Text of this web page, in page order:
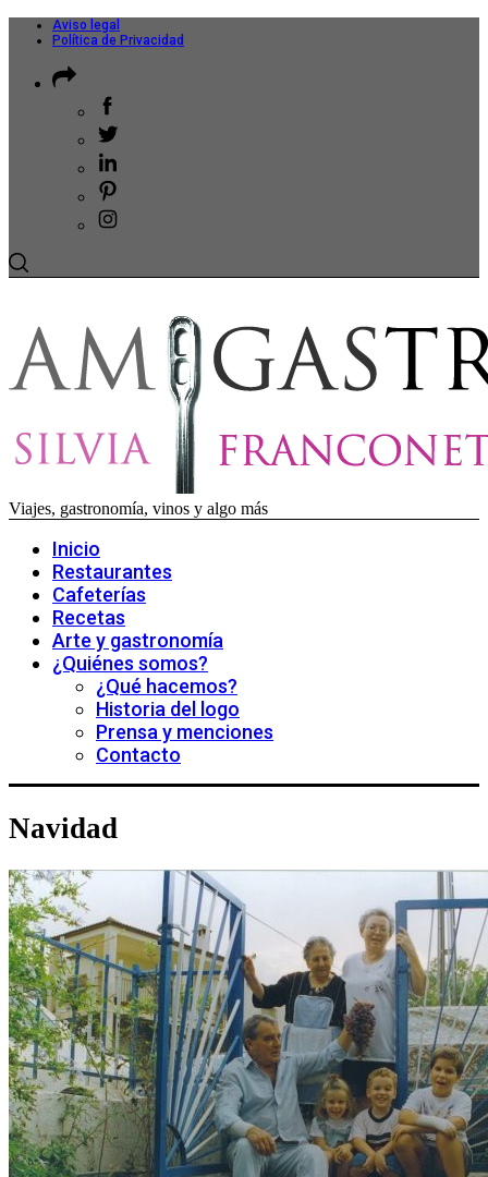
Aviso legal
Política de Privacidad
Viajes, gastronomía, vinos y algo más
Inicio
Restaurantes
Cafeterías
Recetas
Arte y gastronomía
¿Quiénes somos?
¿Qué hacemos?
Historia del logo
Prensa y menciones
Contacto
Navidad